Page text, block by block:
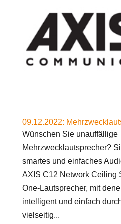
09.12.2022:
Wünschen Sie unauffällige
Mehrzwecklautsprecher?
smartes und einfaches
AXIS C12 Network Ceiling
One-Lautsprecher, mit
intelligent und einfach
vielseitig...